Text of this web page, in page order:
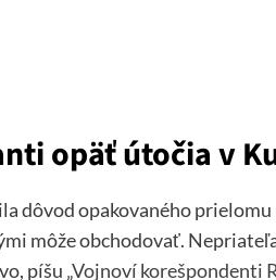
opäť útočia v
dôvod opakovaného
môže obchodovať.
píšu „Vojnoví korešpondenti